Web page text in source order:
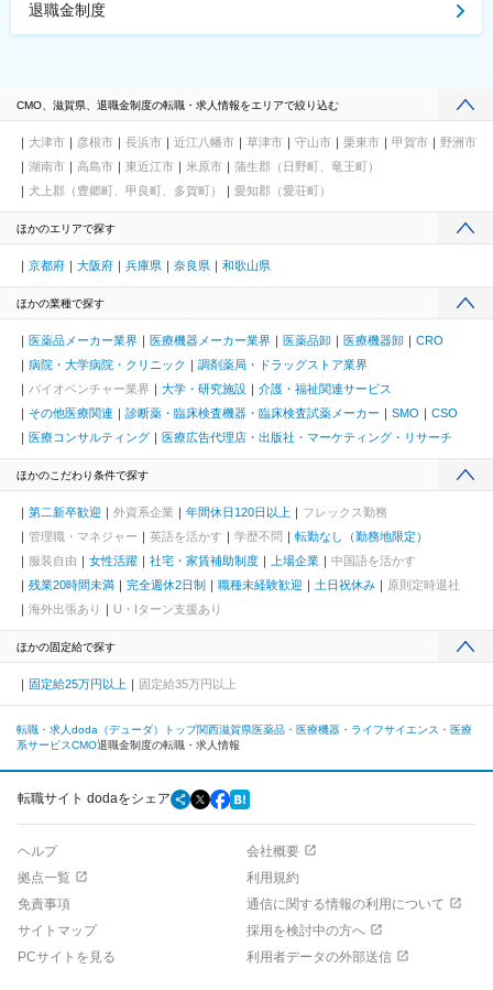
退職金制度
CMO、滋賀県、退職金制度の転職・求人情報をエリアで絞り込む
大津市 彦根市 長浜市 近江八幡市 草津市 守山市 栗東市 甲賀市
野洲市
湖南市
高島市 東近江市 米原市
蒲生郡（日野町、竜王町）
犬上郡（豊郷町、甲良町、多賀町）
愛知郡（愛荘町）
ほかのエリアで探す
京都府 大阪府 兵庫県 奈良県 和歌山県
ほかの業種で探す
医薬品メーカー業界 医療機器メーカー業界 医薬品卸 医療機器卸
CRO
病院・大学病院・クリニック
調剤薬局・ドラッグストア業界
バイオベンチャー業界
大学・研究施設
介護・福祉関連サービス
その他医療関連
診断薬・臨床検査機器・臨床検査試薬メーカー SMO
CSO
医療コンサルティング
医療広告代理店・出版社・マーケティング・リサーチ
ほかのこだわり条件で探す
第二新卒歓迎 外資系企業 年間休日120日以上
フレックス勤務
管理職・マネジャー
英語を活かす 学歴不問
転勤なし（勤務地限定）
服装自由
女性活躍 社宅・家賃補助制度 上場企業
中国語を活かす
残業20時間未満
完全週休2日制 職種未経験歓迎 土日祝休み
原則定時退社
海外出張あり
U・Iターン支援あり
ほかの固定給で探す
固定給25万円以上 固定給35万円以上
転職・求人doda（デューダ）トップ関西滋賀県医薬品・医療機器・ライフサイエンス・医療
系サービスCMO退職金制度の転職・求人情報
転職サイト dodaをシェア
ヘルプ
会社概要
拠点一覧
利用規約
免責事項
通信に関する情報の利用について
サイトマップ
採用を検討中の方へ
PCサイトを見る
利用者データの外部送信